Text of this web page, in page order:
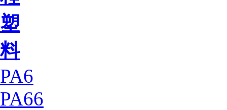
塑
料
PA6
PA66